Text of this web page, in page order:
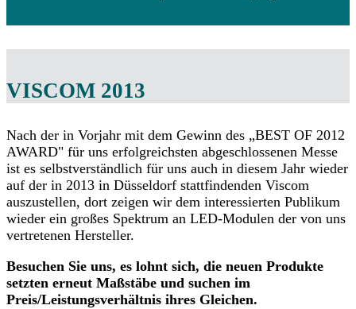
VISCOM 2013
Nach der in Vorjahr mit dem Gewinn des „BEST OF 2012
AWARD" für uns erfolgreichsten abgeschlossenen Messe
ist es selbstverständlich für uns auch in diesem Jahr wieder
auf der in 2013 in Düsseldorf stattfindenden Viscom
auszustellen, dort zeigen wir dem interessierten Publikum
wieder ein großes Spektrum an LED-Modulen der von uns
vertretenen Hersteller.
Besuchen Sie uns, es lohnt sich, die neuen Produkte
setzten erneut Maßstäbe und suchen im
Preis/Leistungsverhältnis ihres Gleichen.